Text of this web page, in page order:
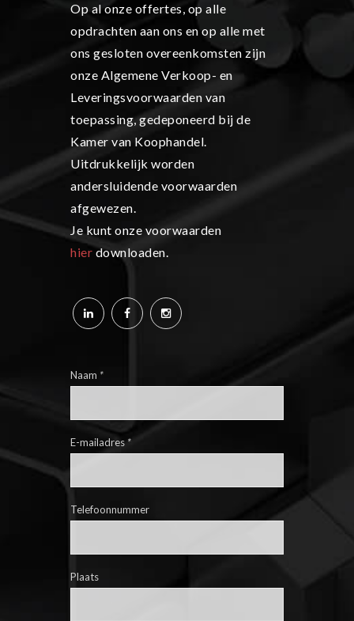
Op al onze offertes, op alle
opdrachten aan ons en op alle met
ons gesloten overeenkomsten zijn
onze Algemene Verkoop- en
Leveringsvoorwaarden van
toepassing, gedeponeerd bij de
Kamer van Koophandel.
Uitdrukkelijk worden
andersluidende voorwaarden
afgewezen.
Je kunt onze voorwaarden
hier downloaden.
Naam *
E-mailadres *
Telefoonnummer
Plaats